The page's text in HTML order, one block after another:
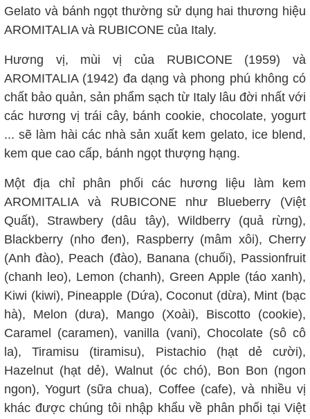
Gelato và bánh ngọt thường sử dụng hai thương hiệu
AROMITALIA và RUBICONE của Italy.
Hương vị, mùi vị của RUBICONE (1959) và
AROMITALIA (1942) đa dạng và phong phú không có
chất bảo quản, sản phẩm sạch từ Italy lâu đời nhất với
các hương vị trái cây, bánh cookie, chocolate, yogurt
... sẽ làm hài các nhà sản xuất kem gelato, ice blend,
kem que cao cấp, bánh ngọt thượng hạng.
Một địa chỉ phân phối các hương liệu làm kem
AROMITALIA và RUBICONE như Blueberry (Việt
Quất), Strawbery (dâu tây), Wildberry (quả rừng),
Blackberry (nho đen), Raspberry (mâm xôi), Cherry
(Anh đào), Peach (đào), Banana (chuối), Passionfruit
(chanh leo), Lemon (chanh), Green Apple (táo xanh),
Kiwi (kiwi), Pineapple (Dứa), Coconut (dừa), Mint (bạc
hà), Melon (dưa), Mango (Xoài), Biscotto (cookie),
Caramel (caramen), vanilla (vani), Chocolate (sô cô
la), Tiramisu (tiramisu), Pistachio (hạt dẻ cười),
Hazelnut (hạt dẻ), Walnut (óc chó), Bon Bon (ngon
ngon), Yogurt (sữa chua), Coffee (cafe), và nhiều vị
khác được chúng tôi nhập khẩu về phân phối tại Việt